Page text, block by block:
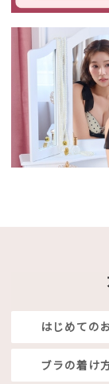
はじめての
ブラの着け